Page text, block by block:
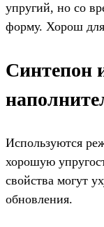
упругий, но со
форму. Хорош
Синтепон
Используются
хорошую
свойства могут
обновления.